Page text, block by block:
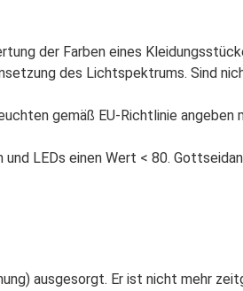
der Farben eines
des Lichtspektrums. Sind
gemäß EU-Richtlinie angeben
LEDs einen Wert < 80.
ausgesorgt. Er ist nicht mehr